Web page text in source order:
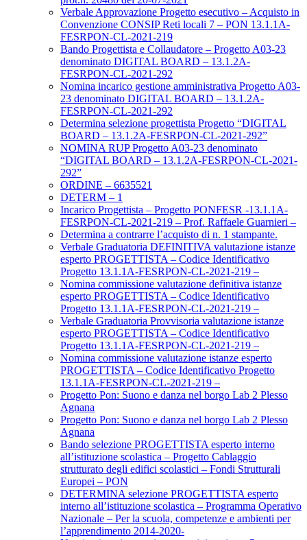
Verbale Approvazione Progetto esecutivo – Acquisto in
Convenzione CONSIP Reti locali 7 – PON 13.1.1A-
FESRPON-CL-2021-219
Bando Progettista e Collaudatore – Progetto A03-23
denominato DIGITAL BOARD – 13.1.2A-
FESRPON-CL-2021-292
Nomina incarico gestione amministrativa Progetto A03-
23 denominato DIGITAL BOARD – 13.1.2A-
FESRPON-CL-2021-292
Determina selezione progettista Progetto “DIGITAL
BOARD – 13.1.2A-FESRPON-CL-2021-292”
NOMINA RUP Progetto A03-23 denominato
“DIGITAL BOARD – 13.1.2A-FESRPON-CL-2021-
292”
ORDINE – 6635521
DETERM – 1
Incarico Progettista – Progetto PONFESR -13.1.1A-
FESRPON-CL-2021-219 – Prof. Raffaele Guarnieri –
Determina a contrarre l’acquisto di n. 1 stampante.
Verbale Graduatoria DEFINITIVA valutazione istanze
esperto PROGETTISTA – Codice Identificativo
Progetto 13.1.1A-FESRPON-CL-2021-219 –
Nomina commissione valutazione definitiva istanze
esperto PROGETTISTA – Codice Identificativo
Progetto 13.1.1A-FESRPON-CL-2021-219 –
Verbale Graduatoria Provvisoria valutazione istanze
esperto PROGETTISTA – Codice Identificativo
Progetto 13.1.1A-FESRPON-CL-2021-219 –
Nomina commissione valutazione istanze esperto
PROGETTISTA – Codice Identificativo Progetto
13.1.1A-FESRPON-CL-2021-219 –
Progetto Pon: Suono e danza nel borgo Lab 2 Plesso
Agnana
Progetto Pon: Suono e danza nel borgo Lab 2 Plesso
Agnana
Bando selezione PROGETTISTA esperto interno
all’istituzione scolastica – Progetto Cablaggio
strutturato degli edifici scolastici – Fondi Strutturali
Europei – PON
DETERMINA selezione PROGETTISTA esperto
interno all’istituzione scolastica – Programma Operativo
Nazionale – Per la scuola, competenze e ambienti per
l’apprendimento 2014-2020-